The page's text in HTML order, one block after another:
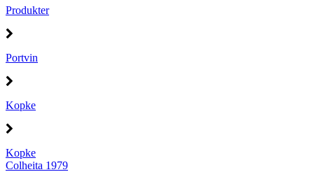
Produkter
Portvin
Kopke
Kopke
Colheita 1979